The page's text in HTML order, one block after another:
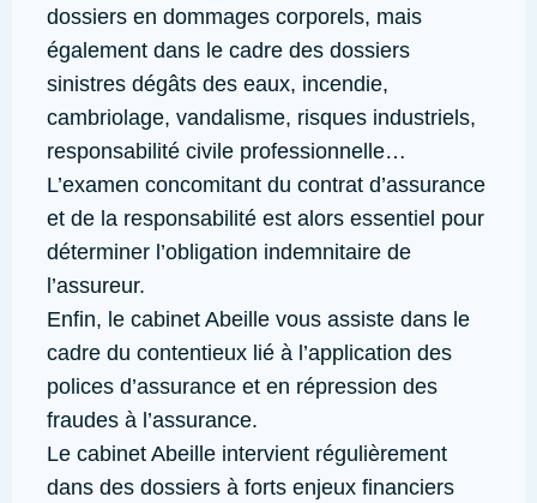
dossiers en dommages corporels, mais
également dans le cadre des dossiers
sinistres dégâts des eaux, incendie,
cambriolage, vandalisme, risques industriels,
responsabilité civile professionnelle…
L’examen concomitant du contrat d’assurance
et de la responsabilité est alors essentiel pour
déterminer l’obligation indemnitaire de
l’assureur.
Enfin, le cabinet Abeille vous assiste dans le
cadre du contentieux lié à l’application des
polices d’assurance et en répression des
fraudes à l’assurance.
Le cabinet Abeille intervient régulièrement
dans des dossiers à forts enjeux financiers